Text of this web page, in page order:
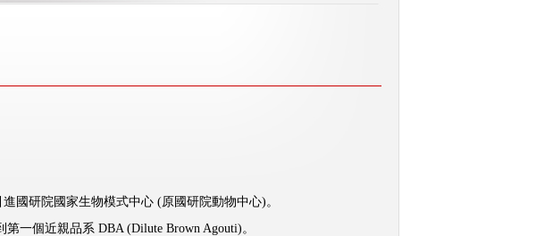
進國研院國家生物模式中心 (原國研院動物中心)。
一個近親品系 DBA (Dilute Brown Agouti)。